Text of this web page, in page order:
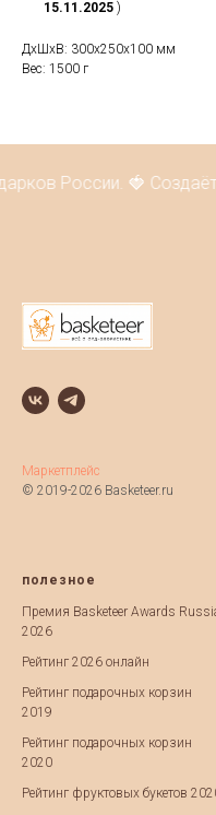
15.11.2025 )
ДxШxВ: 300x250x100 мм
Вес: 1500 г
России. 🍓
Маркетплейс
© 2019-2026 Basketeer.ru
полезное
Премия Basketeer Awards
2026
Рейтинг 2026 онлайн
Рейтинг подарочных корзин
2019
Рейтинг подарочных корзин
2020
Рейтинг фруктовых букетов